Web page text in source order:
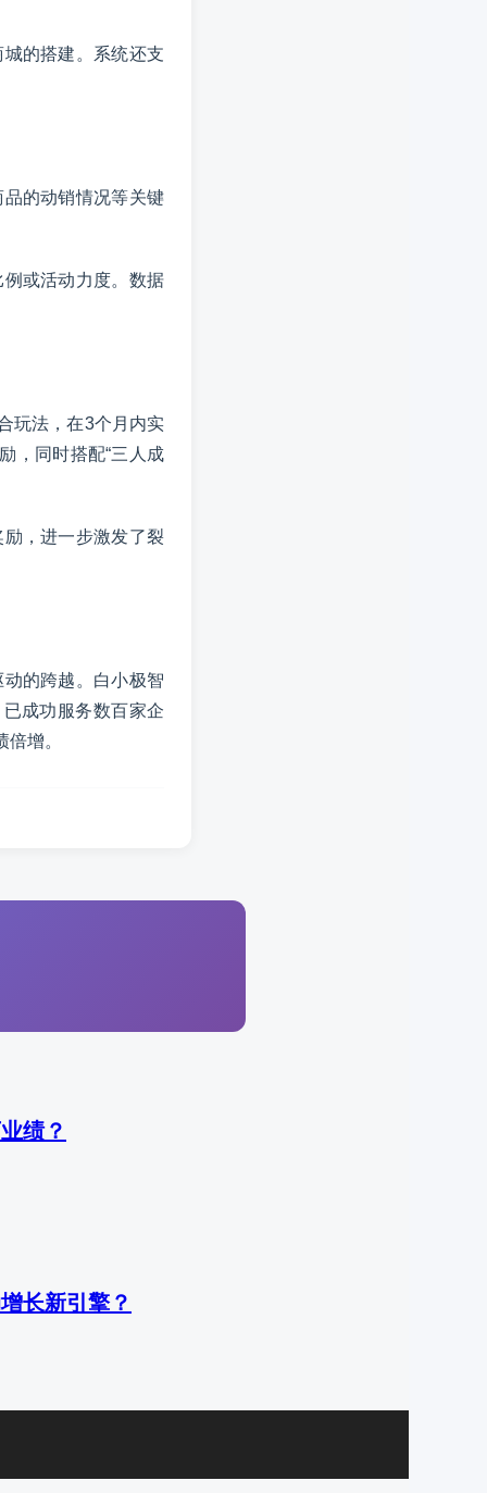
的搭建。系统还支
的动销情况等关键
或活动力度。数据
玩法，在3个月内实
，同时搭配“三人成
，进一步激发了裂
的跨越。白小极智
成功服务数百家企
增。
绩？
长新引擎？